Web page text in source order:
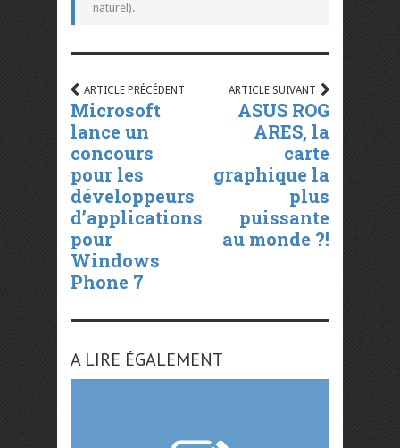
naturel).
ARTICLE PRÉCÉDENT
Microsoft
lance un
concours
pour les
développeurs
d’applications
pour
Windows
Phone 7
ARTICLE SUIVANT
ASUS ROG
ARES, la
carte
graphique la
plus
puissante
au monde ?!
A LIRE ÉGALEMENT